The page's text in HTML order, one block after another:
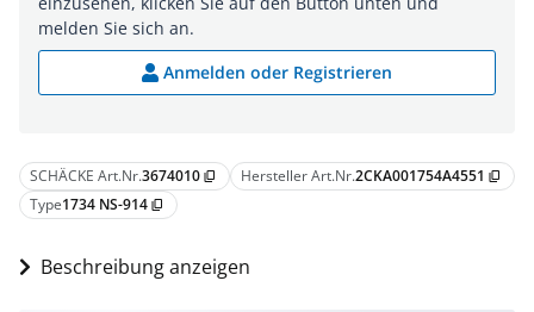
SCHÄCKE Art.Nr.3674010 content_copy Hersteller Art.Nr.2CKA001754A4551 content_copy
Type1734 NS-914 content_copy
Beschreibung anzeigen
melden Sie sich an.
Anmelden oder Registrieren